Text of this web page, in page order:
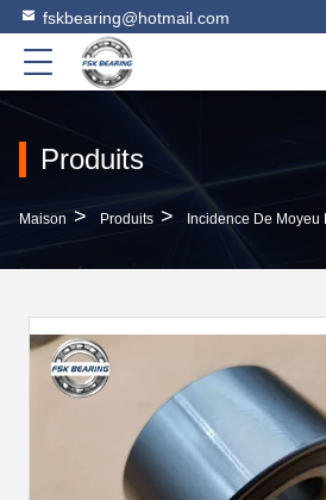
fskbearing@hotmail.com
Produits
Maison > Produits > Incidence De Moyeu